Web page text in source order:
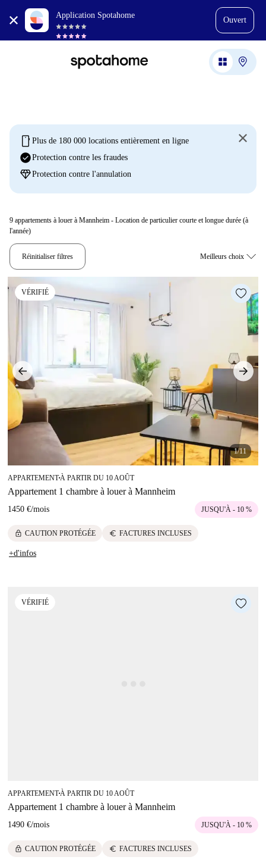
Application Spotahome
Ouvert
mobile Plus de 180 000 locations entièrement en ligne
check_circleProtection contre les fraudes
diamondProtection contre l'annulation
9 appartements à louer à Mannheim - Location de particulier courte et longue durée (à
l'année)
Réinitialiser filtres
VÉRIFIÉ
1/11
APPARTEMENT■À PARTIR DU 10 AOÛT
Appartement 1 chambre à louer à Mannheim
1450 €/mois JUSQU'À - 10 %
lock CAUTION PROTÉGÉE euro FACTURES INCLUSES
+d'infos
VÉRIFIÉ
APPARTEMENT■À PARTIR DU 10 AOÛT
Appartement 1 chambre à louer à Mannheim
1490 €/mois JUSQU'À - 10 %
lock CAUTION PROTÉGÉE euro FACTURES INCLUSES